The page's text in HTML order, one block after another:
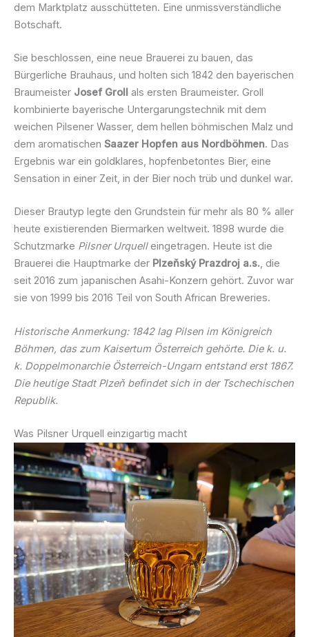
dem Marktplatz ausschütteten. Eine unmissverständliche
Botschaft.
Sie beschlossen, eine neue Brauerei zu bauen, das
Bürgerliche Brauhaus, und holten sich 1842 den bayerischen
Braumeister Josef Groll als ersten Braumeister. Groll
kombinierte bayerische Untergarungstechnik mit dem
weichen Pilsener Wasser, dem hellen böhmischen Malz und
dem aromatischen Saazer Hopfen aus Nordböhmen. Das
Ergebnis war ein goldklares, hopfenbetontes Bier, eine
Sensation in einer Zeit, in der Bier noch trüb und dunkel war.
Dieser Brautyp legte den Grundstein für mehr als 80 % aller
heute existierenden Biermarken weltweit. 1898 wurde die
Schutzmarke Pilsner Urquelleingetragen. Heute ist die
Brauerei die Hauptmarke der Plzeňský Prazdroj a.s., die
seit 2016 zum japanischen Asahi-Konzern gehört. Zuvor war
sie von 1999 bis 2016 Teil von South African Breweries.
Historische Anmerkung: 1842 lag Pilsen im Königreich
Böhmen, das zum Kaisertum Österreich gehörte. Die k. u.
k. Doppelmonarchie Österreich-Ungarn entstand erst 1867.
Die heutige Stadt Plzeň befindet sich in der Tschechischen
Republik.
Was Pilsner Urquell einzigartig macht